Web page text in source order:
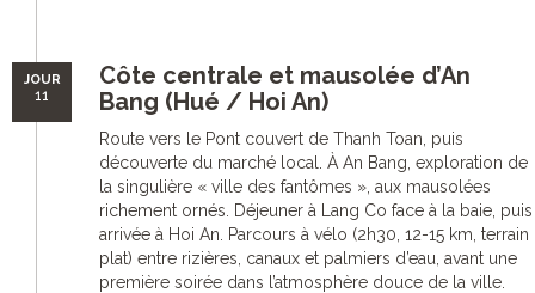
JOUR
11
Côte centrale et mausolée d’An
Bang (Hué / Hoi An)
Route vers le Pont couvert de Thanh Toan, puis
découverte du marché local. À An Bang, exploration de
la singulière « ville des fantômes », aux mausolées
richement ornés. Déjeuner à Lang Co face à la baie, puis
arrivée à Hoi An. Parcours à vélo (2h30, 12-15 km, terrain
plat) entre rizières, canaux et palmiers d’eau, avant une
première soirée dans l’atmosphère douce de la ville.